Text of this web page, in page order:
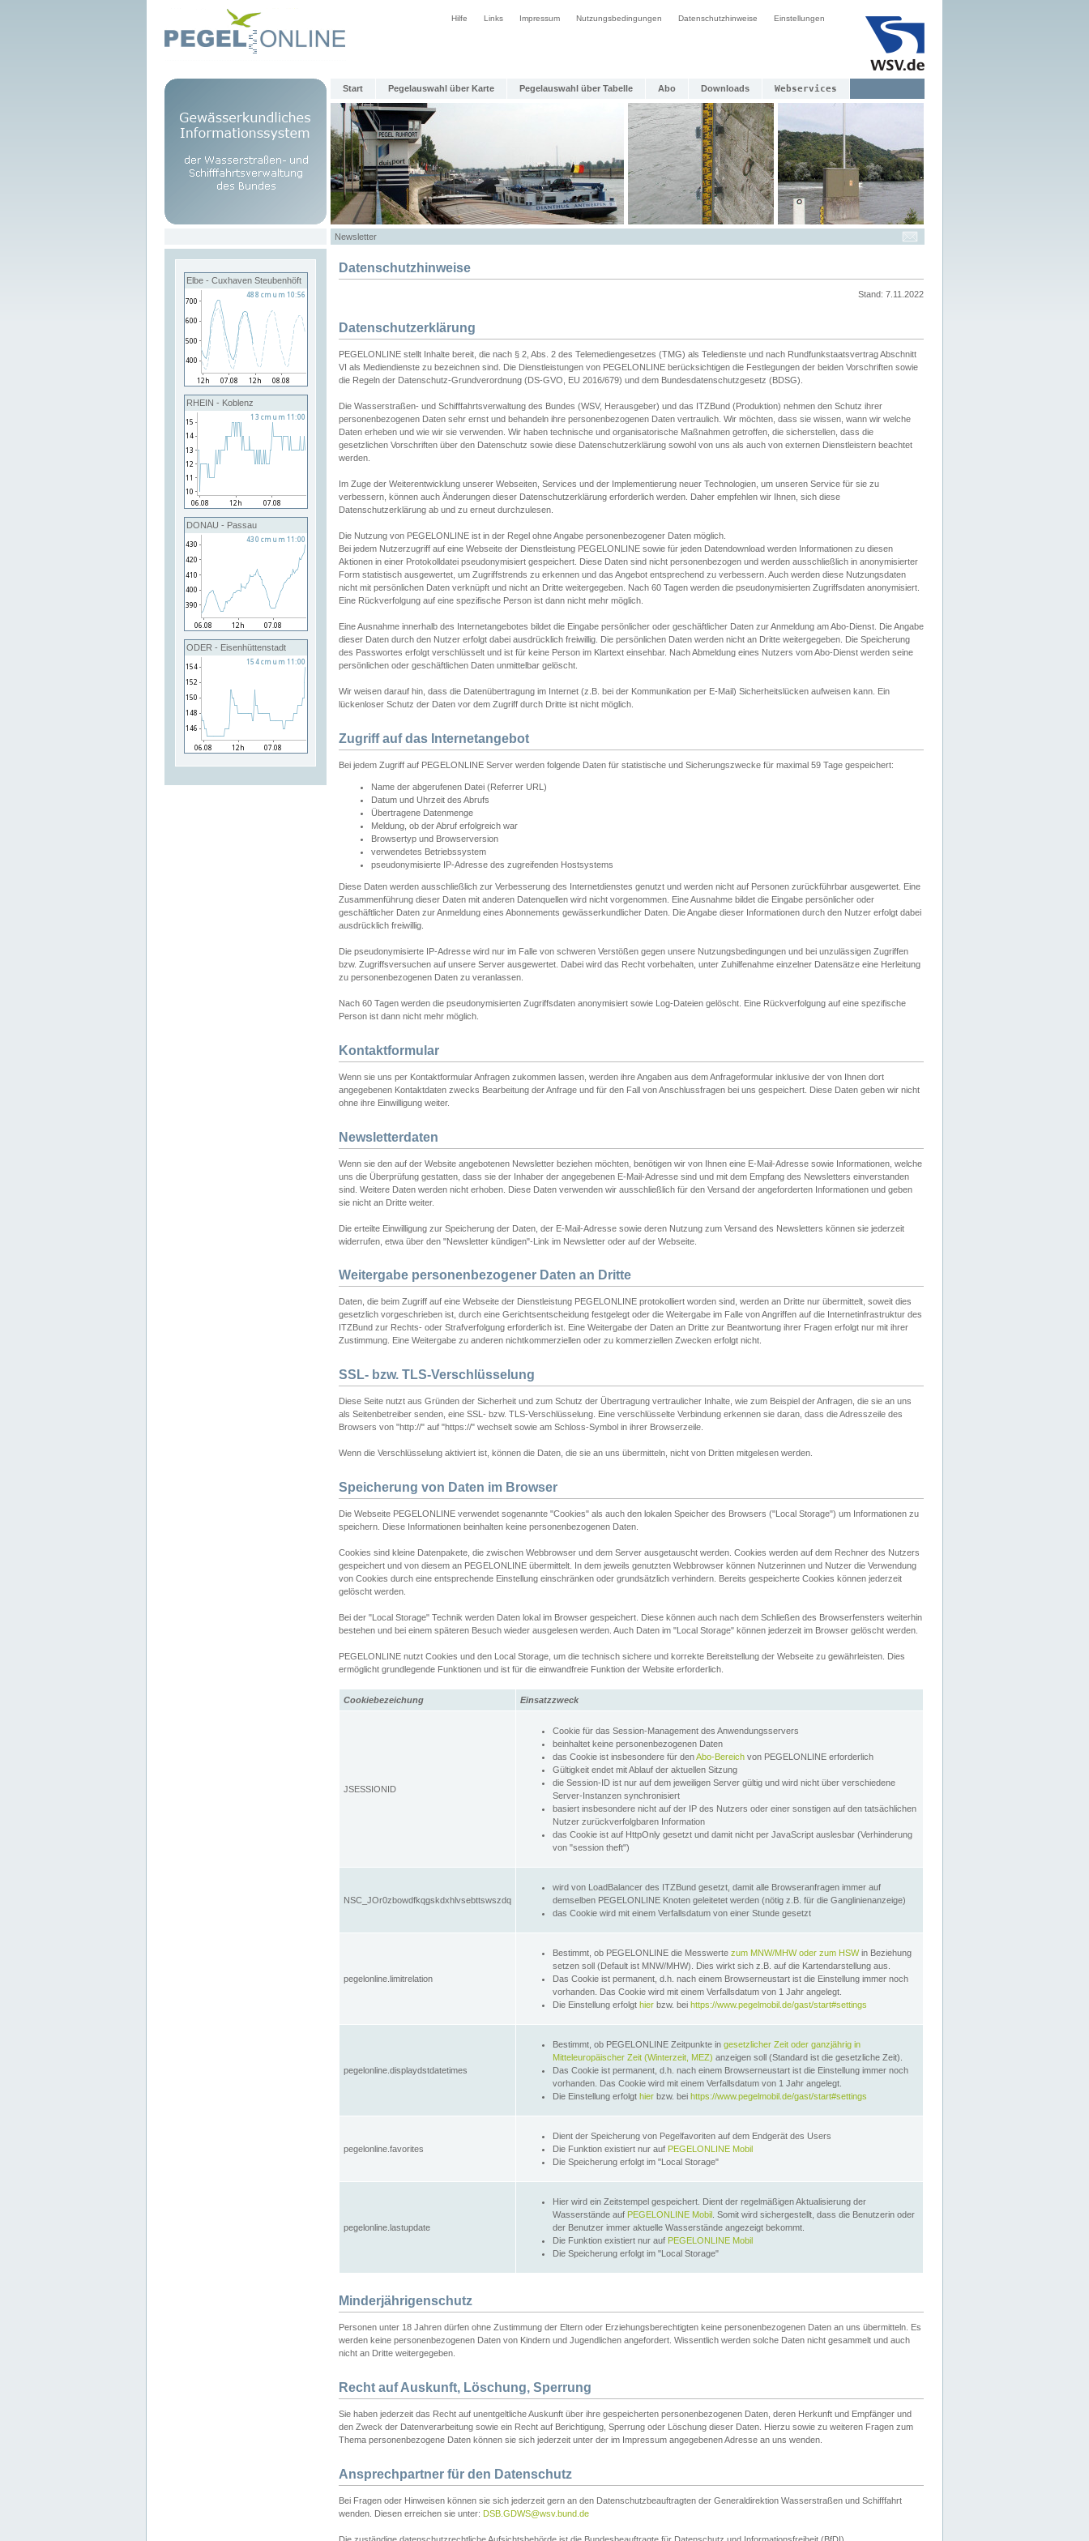
Hilfe Links Impressum Nutzungsbedingungen Datenschutzhinweise Einstellungen
Start Pegelauswahl über Karte Pegelauswahl über Tabelle Abo Downloads Webservices
Newsletter
Elbe - Cuxhaven Steubenhöft
RHEIN - Koblenz
DONAU - Passau
ODER - Eisenhüttenstadt
Datenschutzhinweise
Stand: 7.11.2022
Datenschutzerklärung
PEGELONLINE stellt Inhalte bereit, die nach § 2, Abs. 2 des Telemediengesetzes (TMG) als Teledienste und nach Rundfunkstaatsvertrag Abschnitt
VI als Mediendienste zu bezeichnen sind. Die Dienstleistungen von PEGELONLINE berücksichtigen die Festlegungen der beiden Vorschriften sowie
die Regeln der Datenschutz-Grundverordnung (DS-GVO, EU 2016/679) und dem Bundesdatenschutzgesetz (BDSG).
Die Wasserstraßen- und Schifffahrtsverwaltung des Bundes (WSV, Herausgeber) und das ITZBund (Produktion) nehmen den Schutz ihrer
personenbezogenen Daten sehr ernst und behandeln ihre personenbezogenen Daten vertraulich. Wir möchten, dass sie wissen, wann wir welche
Daten erheben und wie wir sie verwenden. Wir haben technische und organisatorische Maßnahmen getroffen, die sicherstellen, dass die
gesetzlichen Vorschriften über den Datenschutz sowie diese Datenschutzerklärung sowohl von uns als auch von externen Dienstleistern beachtet
werden.
Im Zuge der Weiterentwicklung unserer Webseiten, Services und der Implementierung neuer Technologien, um unseren Service für sie zu
verbessern, können auch Änderungen dieser Datenschutzerklärung erforderlich werden. Daher empfehlen wir Ihnen, sich diese
Datenschutzerklärung ab und zu erneut durchzulesen.
Die Nutzung von PEGELONLINE ist in der Regel ohne Angabe personenbezogener Daten möglich.
Bei jedem Nutzerzugriff auf eine Webseite der Dienstleistung PEGELONLINE sowie für jeden Datendownload werden Informationen zu diesen
Aktionen in einer Protokolldatei pseudonymisiert gespeichert. Diese Daten sind nicht personenbezogen und werden ausschließlich in anonymisierter
Form statistisch ausgewertet, um Zugriffstrends zu erkennen und das Angebot entsprechend zu verbessern. Auch werden diese Nutzungsdaten
nicht mit persönlichen Daten verknüpft und nicht an Dritte weitergegeben. Nach 60 Tagen werden die pseudonymisierten Zugriffsdaten anonymisiert.
Eine Rückverfolgung auf eine spezifische Person ist dann nicht mehr möglich.
Eine Ausnahme innerhalb des Internetangebotes bildet die Eingabe persönlicher oder geschäftlicher Daten zur Anmeldung am Abo-Dienst. Die Angabe
dieser Daten durch den Nutzer erfolgt dabei ausdrücklich freiwillig. Die persönlichen Daten werden nicht an Dritte weitergegeben. Die Speicherung
des Passwortes erfolgt verschlüsselt und ist für keine Person im Klartext einsehbar. Nach Abmeldung eines Nutzers vom Abo-Dienst werden seine
persönlichen oder geschäftlichen Daten unmittelbar gelöscht.
Wir weisen darauf hin, dass die Datenübertragung im Internet (z.B. bei der Kommunikation per E-Mail) Sicherheitslücken aufweisen kann. Ein
lückenloser Schutz der Daten vor dem Zugriff durch Dritte ist nicht möglich.
Zugriff auf das Internetangebot
Bei jedem Zugriff auf PEGELONLINE Server werden folgende Daten für statistische und Sicherungszwecke für maximal 59 Tage gespeichert:
Name der abgerufenen Datei (Referrer URL)
Datum und Uhrzeit des Abrufs
Übertragene Datenmenge
Meldung, ob der Abruf erfolgreich war
Browsertyp und Browserversion
verwendetes Betriebssystem
pseudonymisierte IP-Adresse des zugreifenden Hostsystems
Diese Daten werden ausschließlich zur Verbesserung des Internetdienstes genutzt und werden nicht auf Personen zurückführbar ausgewertet. Eine
Zusammenführung dieser Daten mit anderen Datenquellen wird nicht vorgenommen. Eine Ausnahme bildet die Eingabe persönlicher oder
geschäftlicher Daten zur Anmeldung eines Abonnements gewässerkundlicher Daten. Die Angabe dieser Informationen durch den Nutzer erfolgt dabei
ausdrücklich freiwillig.
Die pseudonymisierte IP-Adresse wird nur im Falle von schweren Verstößen gegen unsere Nutzungsbedingungen und bei unzulässigen Zugriffen
bzw. Zugriffsversuchen auf unsere Server ausgewertet. Dabei wird das Recht vorbehalten, unter Zuhilfenahme einzelner Datensätze eine Herleitung
zu personenbezogenen Daten zu veranlassen.
Nach 60 Tagen werden die pseudonymisierten Zugriffsdaten anonymisiert sowie Log-Dateien gelöscht. Eine Rückverfolgung auf eine spezifische
Person ist dann nicht mehr möglich.
Kontaktformular
Wenn sie uns per Kontaktformular Anfragen zukommen lassen, werden ihre Angaben aus dem Anfrageformular inklusive der von Ihnen dort
angegebenen Kontaktdaten zwecks Bearbeitung der Anfrage und für den Fall von Anschlussfragen bei uns gespeichert. Diese Daten geben wir nicht
ohne ihre Einwilligung weiter.
Newsletterdaten
Wenn sie den auf der Website angebotenen Newsletter beziehen möchten, benötigen wir von Ihnen eine E-Mail-Adresse sowie Informationen, welche
uns die Überprüfung gestatten, dass sie der Inhaber der angegebenen E-Mail-Adresse sind und mit dem Empfang des Newsletters einverstanden
sind. Weitere Daten werden nicht erhoben. Diese Daten verwenden wir ausschließlich für den Versand der angeforderten Informationen und geben
sie nicht an Dritte weiter.
Die erteilte Einwilligung zur Speicherung der Daten, der E-Mail-Adresse sowie deren Nutzung zum Versand des Newsletters können sie jederzeit
widerrufen, etwa über den "Newsletter kündigen"-Link im Newsletter oder auf der Webseite.
Weitergabe personenbezogener Daten an Dritte
Daten, die beim Zugriff auf eine Webseite der Dienstleistung PEGELONLINE protokolliert worden sind, werden an Dritte nur übermittelt, soweit dies
gesetzlich vorgeschrieben ist, durch eine Gerichtsentscheidung festgelegt oder die Weitergabe im Falle von Angriffen auf die Internetinfrastruktur des
ITZBund zur Rechts- oder Strafverfolgung erforderlich ist. Eine Weitergabe der Daten an Dritte zur Beantwortung ihrer Fragen erfolgt nur mit ihrer
Zustimmung. Eine Weitergabe zu anderen nichtkommerziellen oder zu kommerziellen Zwecken erfolgt nicht.
SSL- bzw. TLS-Verschlüsselung
Diese Seite nutzt aus Gründen der Sicherheit und zum Schutz der Übertragung vertraulicher Inhalte, wie zum Beispiel der Anfragen, die sie an uns
als Seitenbetreiber senden, eine SSL- bzw. TLS-Verschlüsselung. Eine verschlüsselte Verbindung erkennen sie daran, dass die Adresszeile des
Browsers von "http://" auf "https://" wechselt sowie am Schloss-Symbol in ihrer Browserzeile.
Wenn die Verschlüsselung aktiviert ist, können die Daten, die sie an uns übermitteln, nicht von Dritten mitgelesen werden.
Speicherung von Daten im Browser
Die Webseite PEGELONLINE verwendet sogenannte "Cookies" als auch den lokalen Speicher des Browsers ("Local Storage") um Informationen zu
speichern. Diese Informationen beinhalten keine personenbezogenen Daten.
Cookies sind kleine Datenpakete, die zwischen Webbrowser und dem Server ausgetauscht werden. Cookies werden auf dem Rechner des Nutzers
gespeichert und von diesem an PEGELONLINE übermittelt. In dem jeweils genutzten Webbrowser können Nutzerinnen und Nutzer die Verwendung
von Cookies durch eine entsprechende Einstellung einschränken oder grundsätzlich verhindern. Bereits gespeicherte Cookies können jederzeit
gelöscht werden.
Bei der "Local Storage" Technik werden Daten lokal im Browser gespeichert. Diese können auch nach dem Schließen des Browserfensters weiterhin
bestehen und bei einem späteren Besuch wieder ausgelesen werden. Auch Daten im "Local Storage" können jederzeit im Browser gelöscht werden.
PEGELONLINE nutzt Cookies und den Local Storage, um die technisch sichere und korrekte Bereitstellung der Webseite zu gewährleisten. Dies
ermöglicht grundlegende Funktionen und ist für die einwandfreie Funktion der Website erforderlich.
Cookiebezeichung Einsatzzweck
JSESSIONID
Cookie für das Session-Management des Anwendungsservers
beinhaltet keine personenbezogenen Daten
das Cookie ist insbesondere für denAbo-Bereich von PEGELONLINE erforderlich
Gültigkeit endet mit Ablauf der aktuellen Sitzung
die Session-ID ist nur auf dem jeweiligen Server gültig und wird nicht über verschiedene
Server-Instanzen synchronisiert
basiert insbesondere nicht auf der IP des Nutzers oder einer sonstigen auf den tatsächlichen
Nutzer zurückverfolgbaren Information
das Cookie ist auf HttpOnly gesetzt und damit nicht per JavaScript auslesbar (Verhinderung
von "session theft")
NSC_JOr0zbowdfkqgskdxhlvsebttswszdq
wird von LoadBalancer des ITZBund gesetzt, damit alle Browseranfragen immer auf
demselben PEGELONLINE Knoten geleitetet werden (nötig z.B. für die Ganglinienanzeige)
das Cookie wird mit einem Verfallsdatum von einer Stunde gesetzt
pegelonline.limitrelation
Bestimmt, ob PEGELONLINE die Messwerte zum MNW/MHW oder zum HSWin Beziehung
setzen soll (Default ist MNW/MHW). Dies wirkt sich z.B. auf die Kartendarstellung aus.
Das Cookie ist permanent, d.h. nach einem Browserneustart ist die Einstellung immer noch
vorhanden. Das Cookie wird mit einem Verfallsdatum von 1 Jahr angelegt.
Die Einstellung erfolgt hier bzw. bei https://www.pegelmobil.de/gast/start#settings
pegelonline.displaydstdatetimes
Bestimmt, ob PEGELONLINE Zeitpunkte in gesetzlicher Zeit oder ganzjährig in
Mitteleuropäischer Zeit (Winterzeit, MEZ) anzeigen soll (Standard ist die gesetzliche Zeit).
Das Cookie ist permanent, d.h. nach einem Browserneustart ist die Einstellung immer noch
vorhanden. Das Cookie wird mit einem Verfallsdatum von 1 Jahr angelegt.
Die Einstellung erfolgt hier bzw. bei https://www.pegelmobil.de/gast/start#settings
pegelonline.favorites
Dient der Speicherung von Pegelfavoriten auf dem Endgerät des Users
Die Funktion existiert nur auf PEGELONLINE Mobil
Die Speicherung erfolgt im "Local Storage"
pegelonline.lastupdate
Hier wird ein Zeitstempel gespeichert. Dient der regelmäßigen Aktualisierung der
Wasserstände auf PEGELONLINE Mobil . Somit wird sichergestellt, dass die Benutzerin oder
der Benutzer immer aktuelle Wasserstände angezeigt bekommt.
Die Funktion existiert nur auf PEGELONLINE Mobil
Die Speicherung erfolgt im "Local Storage"
Minderjährigenschutz
Personen unter 18 Jahren dürfen ohne Zustimmung der Eltern oder Erziehungsberechtigten keine personenbezogenen Daten an uns übermitteln. Es
werden keine personenbezogenen Daten von Kindern und Jugendlichen angefordert. Wissentlich werden solche Daten nicht gesammelt und auch
nicht an Dritte weitergegeben.
Recht auf Auskunft, Löschung, Sperrung
Sie haben jederzeit das Recht auf unentgeltliche Auskunft über ihre gespeicherten personenbezogenen Daten, deren Herkunft und Empfänger und
den Zweck der Datenverarbeitung sowie ein Recht auf Berichtigung, Sperrung oder Löschung dieser Daten. Hierzu sowie zu weiteren Fragen zum
Thema personenbezogene Daten können sie sich jederzeit unter der im Impressum angegebenen Adresse an uns wenden.
Ansprechpartner für den Datenschutz
Bei Fragen oder Hinweisen können sie sich jederzeit gern an den Datenschutzbeauftragten der Generaldirektion Wasserstraßen und Schifffahrt
wenden. Diesen erreichen sie unter: DSB.GDWS@wsv.bund.de